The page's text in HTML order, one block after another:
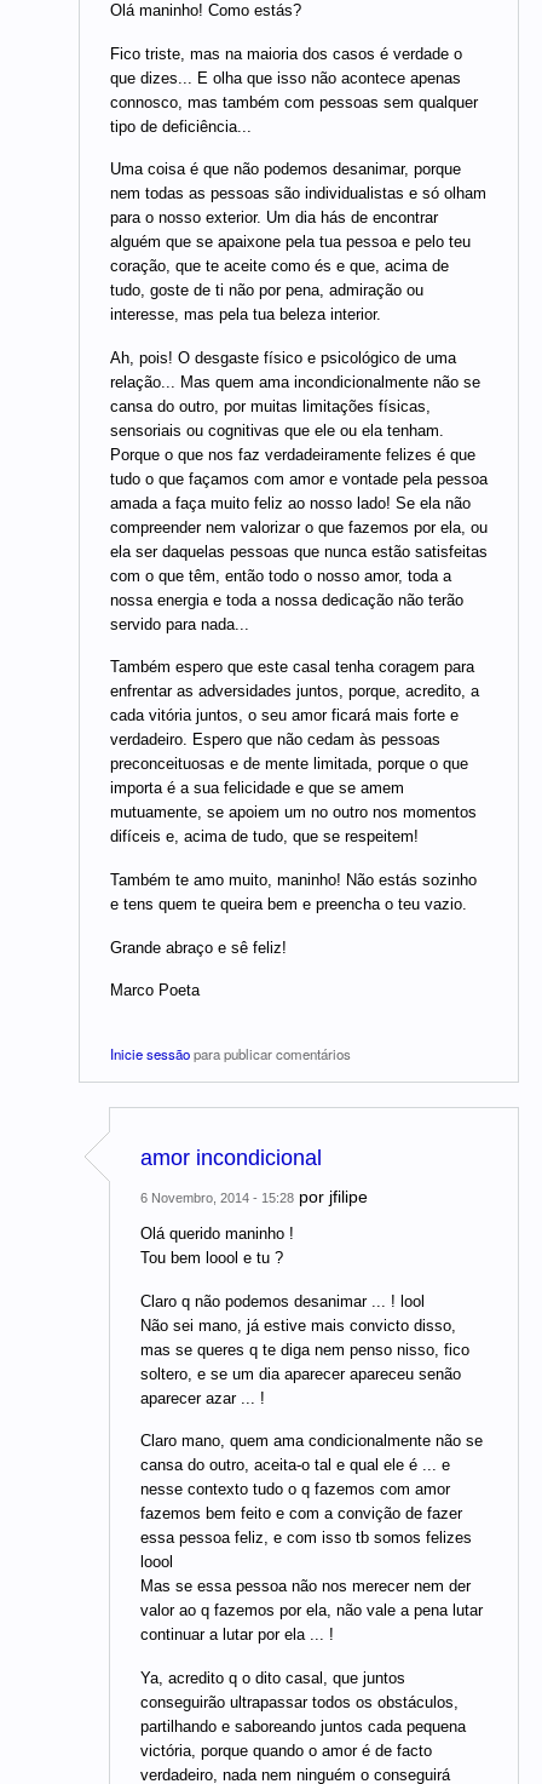
Olá maninho! Como estás?
Fico triste, mas na maioria dos casos é verdade o
que dizes... E olha que isso não acontece apenas
connosco, mas também com pessoas sem qualquer
tipo de deficiência...
Uma coisa é que não podemos desanimar, porque
nem todas as pessoas são individualistas e só olham
para o nosso exterior. Um dia hás de encontrar
alguém que se apaixone pela tua pessoa e pelo teu
coração, que te aceite como és e que, acima de
tudo, goste de ti não por pena, admiração ou
interesse, mas pela tua beleza interior.
Ah, pois! O desgaste físico e psicológico de uma
relação... Mas quem ama incondicionalmente não se
cansa do outro, por muitas limitações físicas,
sensoriais ou cognitivas que ele ou ela tenham.
Porque o que nos faz verdadeiramente felizes é que
tudo o que façamos com amor e vontade pela pessoa
amada a faça muito feliz ao nosso lado! Se ela não
compreender nem valorizar o que fazemos por ela, ou
ela ser daquelas pessoas que nunca estão satisfeitas
com o que têm, então todo o nosso amor, toda a
nossa energia e toda a nossa dedicação não terão
servido para nada...
Também espero que este casal tenha coragem para
enfrentar as adversidades juntos, porque, acredito, a
cada vitória juntos, o seu amor ficará mais forte e
verdadeiro. Espero que não cedam às pessoas
preconceituosas e de mente limitada, porque o que
importa é a sua felicidade e que se amem
mutuamente, se apoiem um no outro nos momentos
difíceis e, acima de tudo, que se respeitem!
Também te amo muito, maninho! Não estás sozinho
e tens quem te queira bem e preencha o teu vazio.
Grande abraço e sê feliz!
Marco Poeta
Inicie sessãopara publicar comentários
amor incondicional
6 Novembro, 2014 - 15:28 por jfilipe
Olá querido maninho !
Tou bem loool e tu ?
Claro q não podemos desanimar ... ! lool
Não sei mano, já estive mais convicto disso,
mas se queres q te diga nem penso nisso, fico
soltero, e se um dia aparecer apareceu senão
aparecer azar ... !
Claro mano, quem ama condicionalmente não se
cansa do outro, aceita-o tal e qual ele é ... e
nesse contexto tudo o q fazemos com amor
fazemos bem feito e com a convição de fazer
essa pessoa feliz, e com isso tb somos felizes
loool
Mas se essa pessoa não nos merecer nem der
valor ao q fazemos por ela, não vale a pena lutar
continuar a lutar por ela ... !
Ya, acredito q o dito casal, que juntos
conseguirão ultrapassar todos os obstáculos,
partilhando e saboreando juntos cada pequena
victória, porque quando o amor é de facto
verdadeiro, nada nem ninguém o conseguirá